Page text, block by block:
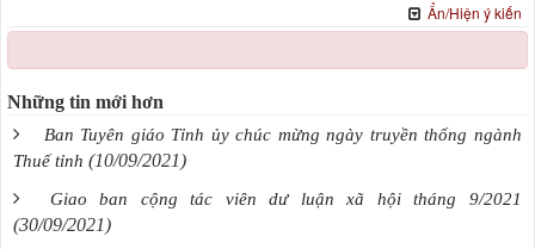
Ẩn/Hiện ý kiến
Những tin mới hơn
Ban Tuyên giáo Tỉnh ủy chúc mừng ngày truyền thống ngành
Thuế tỉnh (10/09/2021)
Giao ban cộng tác viên dư luận xã hội tháng 9/2021
(30/09/2021)